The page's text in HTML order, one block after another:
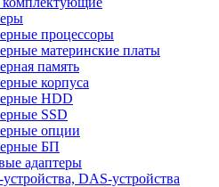
процессоры
материнские платы
память
корпуса
HDD
SSD
опции
БП
адаптеры
DAS-устройства